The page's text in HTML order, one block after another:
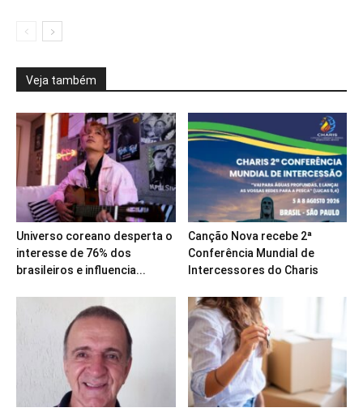
Veja também
Universo coreano desperta o
interesse de 76% dos
brasileiros e influencia...
Canção Nova recebe 2ª
Conferência Mundial de
Intercessores do Charis